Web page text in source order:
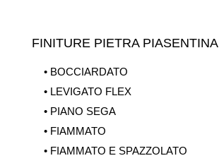
FINITURE PIETRA PIASENTINA
• BOCCIARDATO
• LEVIGATO FLEX
• PIANO SEGA
• FIAMMATO
• FIAMMATO E SPAZZOLATO